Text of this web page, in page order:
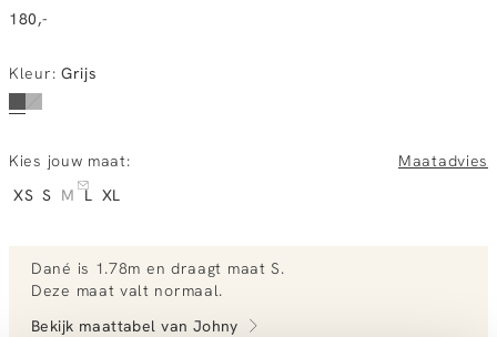
180,-
Kleur: Grijs
Kies jouw maat:
Maatadvies
XS S M L XL
Dané is 1.78m en draagt maat S.
Deze maat valt normaal.
Bekijk maattabel van Johny